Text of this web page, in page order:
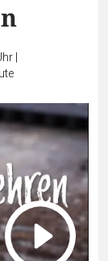
|